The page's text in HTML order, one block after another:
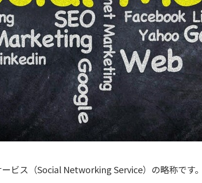
ビス（Social Networking Service）の略称です